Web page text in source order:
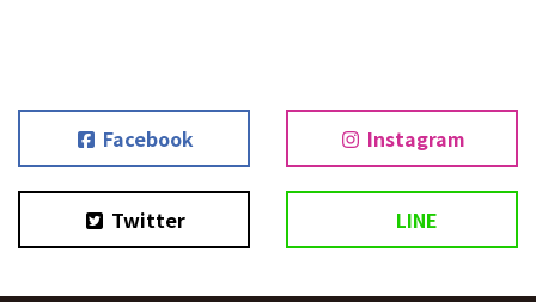
Facebook Instagram
Twitter LINE